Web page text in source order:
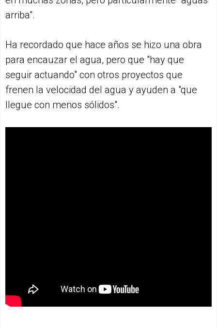
arriba".
Ha recordado que hace años se hizo una obra
para encauzar el agua, pero que "hay que
seguir actuando" con otros proyectos que
frenen la velocidad del agua y ayuden a "que
llegue con menos sólidos".